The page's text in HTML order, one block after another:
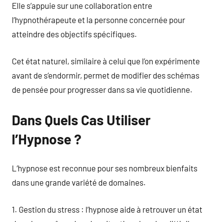
Elle s’appuie sur une collaboration entre
l’hypnothérapeute et la personne concernée pour
atteindre des objectifs spécifiques.
Cet état naturel, similaire à celui que l’on expérimente
avant de s’endormir, permet de modifier des schémas
de pensée pour progresser dans sa vie quotidienne.
Dans Quels Cas Utiliser
l’Hypnose ?
L’hypnose est reconnue pour ses nombreux bienfaits
dans une grande variété de domaines.
1. Gestion du stress : l’hypnose aide à retrouver un état